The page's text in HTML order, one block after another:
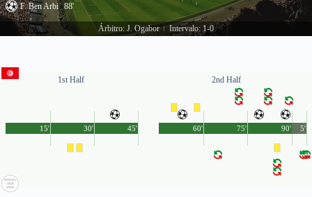
F. Ben Arbi 88'
Árbitro: J. Ogabor Intervalo: 1-0
1st Half
45'
15' 30'
2nd Half
90'
60' 75' 5'